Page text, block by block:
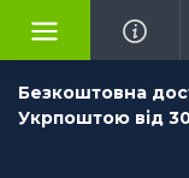
Безкоштовна
Укрпоштою від